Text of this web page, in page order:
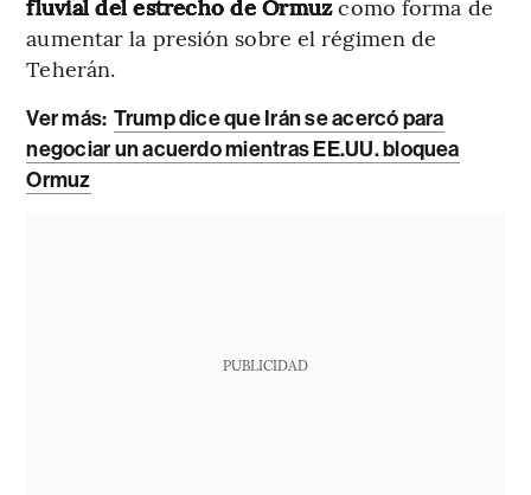
fluvial del estrecho de Ormuzcomo forma de
aumentar la presión sobre el régimen de
Teherán.
Ver más: Trump dice que Irán se acercó para
negociar un acuerdo mientras EE.UU. bloquea
Ormuz
PUBLICIDAD